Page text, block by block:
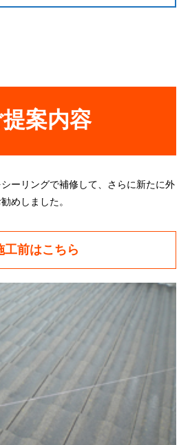
案内容
ーリングで補修して、さらに新たに外
めしました。
工前はこちら